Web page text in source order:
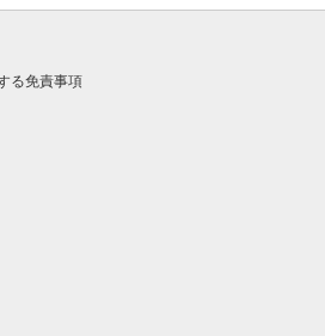
る免責事項